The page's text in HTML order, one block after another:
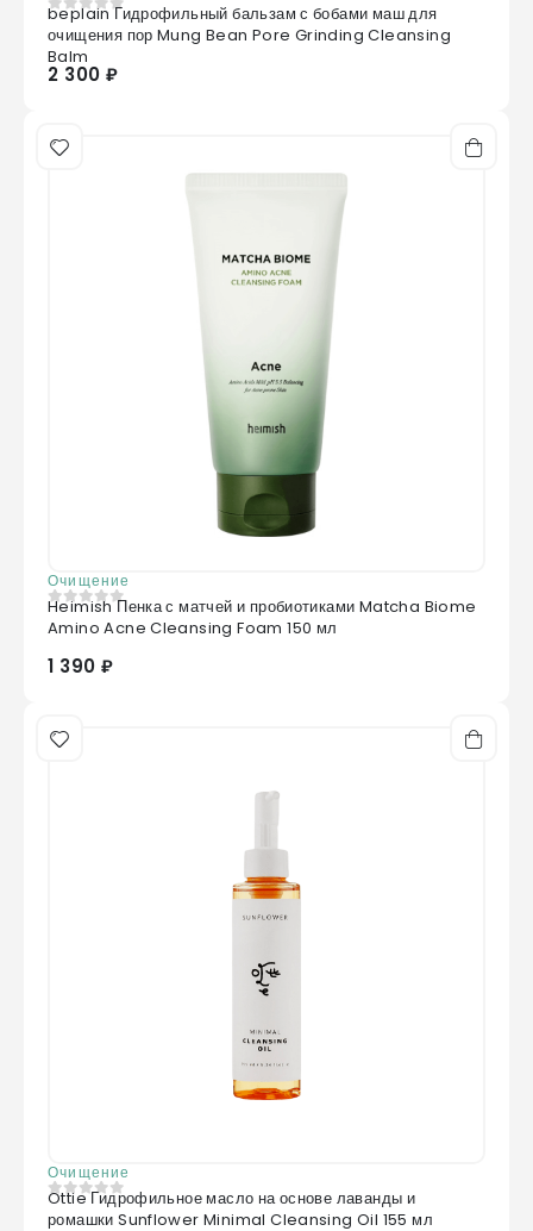
0 из 5
beplain Гидрофильный бальзам с бобами маш для
очищения пор Mung Bean Pore Grinding Cleansing
Balm
2 300 ₽
Очищение
0из 5
Heimish Пенка с матчей и пробиотиками Matcha Biome
Amino Acne Cleansing Foam 150 мл
1 390 ₽
Очищение
0из 5
Ottie Гидрофильное масло на основе лаванды и
ромашки Sunflower Minimal Cleansing Oil 155 мл